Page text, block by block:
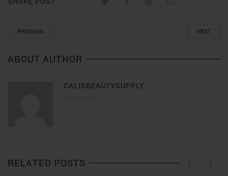
PREVIOUS NEXT
ABOUT AUTHOR
CALISBEAUTYSUPPLY
RELATED POSTS